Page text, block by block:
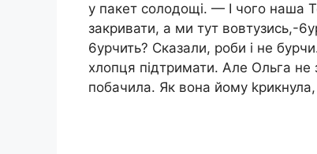
у пакет солодощі. — І чого наша
закривати, а ми тут вовтузись,-
6урчить? Сказали, роби і не
хлопця підтримати. Але Ольга
побачила. Як вона йому